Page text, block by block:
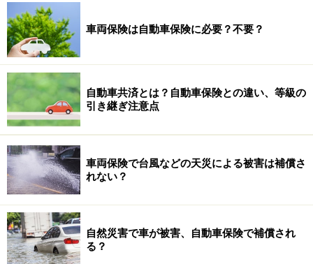
なので、確認が必要です。
※記事内容は執筆時点のものです。最新の内容をご確認くださ
い。
本記事の内容は一般的な情報提供を目的としており、特定の金融
商品や投資行動を推奨するものではありません。
投資や資産運用に関する最終的なご判断はご自身の責任において
行ってください。
掲載情報の正確性・完全性については十分に配慮しております
が、その内容を保証するものではなく、これに基づく損失・損害
などについて当社は一切の責任を負いません。
最新の情報や詳細については、必ず各金融機関やサービス提供者
の公式情報をご確認ください。
1/2 次のページへ
車両保険は自動車保険に必要？不要？
自動車共済とは？自動車保険との違い、等級の
引き継ぎ注意点
車両保険で台風などの天災による被害は補償さ
れない？
自然災害で車が被害、自動車保険で補償され
る？